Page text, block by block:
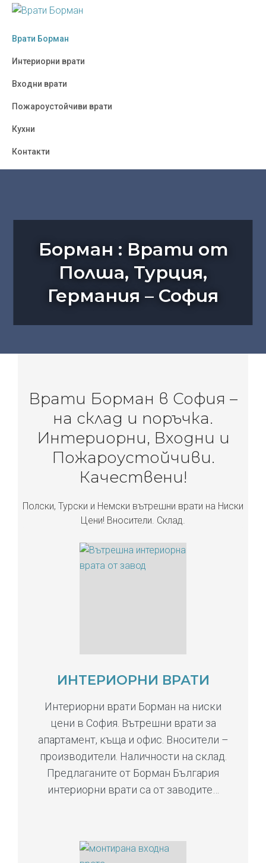
Skip
primary
Skip
main
Skip
footer
БОРМАН
:
Врати
Полша,
Украйна,
-
София
Врати Борман
Интериорни врати
Входни врати
Пожароустойчиви врати
Кухни
Контакти
Борман : Врати от
Полша, Турция,
Германия – София
Врати Борман в София –
на склад и поръчка.
Интериорни, Входни и
Пожароустойчиви.
Качествени!
Полски, Турски и Немски вътрешни врати на Ниски
Цени! Вносители. Склад.
ИНТЕРИОРНИ ВРАТИ
Интериорни врати Борман на ниски
цени в София. Вътрешни врати за
апартамент, къща и офис. Вносители –
производители. Наличности на склад.
Предлаганите от Борман България
интериорни врати са от заводите…